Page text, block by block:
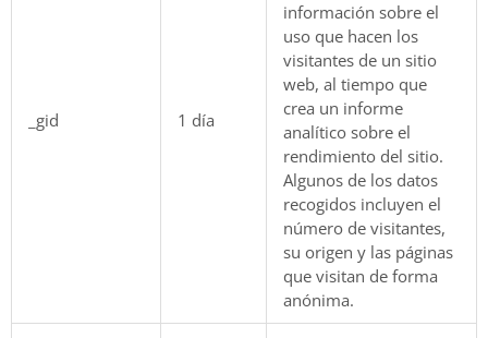
_gid 1 día
información sobre el
uso que hacen los
visitantes de un sitio
web, al tiempo que
crea un informe
analítico sobre el
rendimiento del sitio.
Algunos de los datos
recogidos incluyen el
número de visitantes,
su origen y las páginas
que visitan de forma
anónima.